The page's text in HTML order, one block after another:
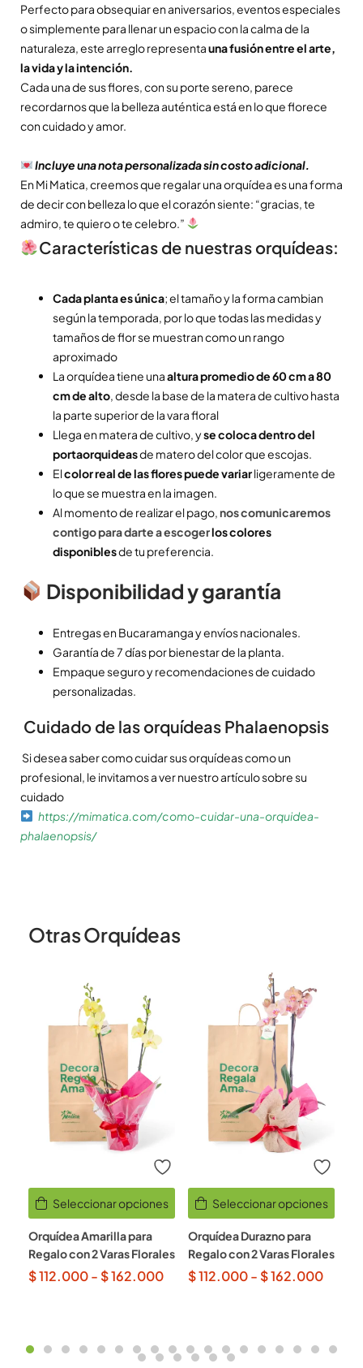
Perfecto para obsequiar en aniversarios, eventos especiales
o simplemente para llenar un espacio con la calma de la
naturaleza, este arreglo representauna fusión entre el arte,
la vida y la intención.
Cada una de sus flores, con su porte sereno, parece
recordarnos que la belleza auténtica está en lo que florece
con cuidado y amor.
Incluye una nota personalizada sin costo adicional.
En Mi Matica, creemos que regalar una orquídea es una forma
de decir con belleza lo que el corazón siente: “gracias, te
admiro, te quiero o te celebro.”
Características de nuestras orquídeas:
Cada planta es única; el tamaño y la forma cambian
según la temporada, por lo que todas las medidas y
tamaños de flor se muestran como un rango
aproximado
La orquídea tiene unaaltura promedio de 60 cm a 80
cm de alto , desde la base de la matera de cultivo hasta
la parte superior de la vara floral
Llega en matera de cultivo, yse coloca dentro del
portaorquideasde matero del color que escojas.
Elcolor real de las flores puede variarligeramente de
lo que se muestra en la imagen.
Al momento de realizar el pago, nos comunicaremos
contigo para darte a escogerlos colores
disponiblesde tu preferencia.
Disponibilidad y garantía
Entregas en Bucaramanga y envíos nacionales.
Garantía de 7 días por bienestar de la planta.
Empaque seguro y recomendaciones de cuidado
personalizadas.
Cuidado de las orquídeas Phalaenopsis
Si desea saber como cuidar sus orquídeas como un
profesional, le invitamos a ver nuestro artículo sobre su
cuidado
https://mimatica.com/como-cuidar-una-orquidea-
phalaenopsis/
Otras Orquídeas
Seleccionar opciones
Orquídea Amarilla para
Regalo con 2 Varas Florales
$112.000- $162.000
Seleccionar opciones
Orquídea Durazno para
Regalo con 2 Varas Florales
$112.000- $162.000